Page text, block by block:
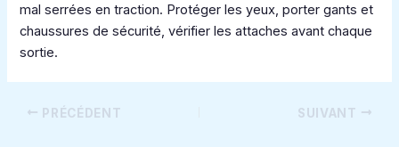
mal serrées en traction. Protéger les yeux, porter gants et
chaussures de sécurité, vérifier les attaches avant chaque
sortie.
PRÉCÉDENT SUIVANT